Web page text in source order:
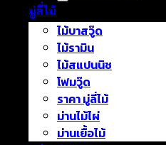
มู่ลี่ไม้
ไม้บาสวู๊ด
ไม้รามิน
ไม้สแปนนิช
โฟมวู๊ด
ราคา มู่ลี่ไม้
ม่านไม้ไผ่
ม่านเยื้อไม้